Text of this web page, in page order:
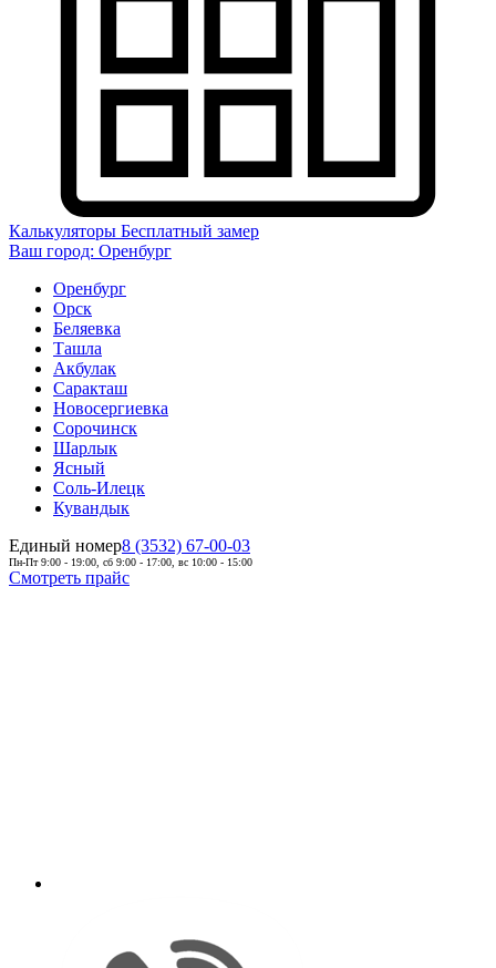
Калькуляторы Бесплатный замер
Ваш город: Оренбург
Оренбург
Орск
Беляевка
Ташла
Акбулак
Саракташ
Новосергиевка
Сорочинск
Шарлык
Ясный
Соль-Илецк
Кувандык
Единый номер8 (3532) 67-00-03
Пн-Пт 9:00 - 19:00, сб 9:00 - 17:00, вс 10:00 - 15:00
Смотреть прайс